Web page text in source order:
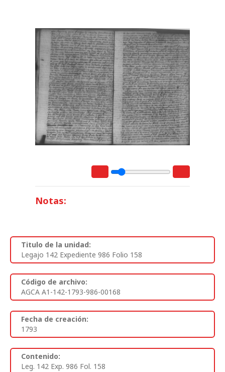
Notas:
Titulo de la unidad:
Legajo 142 Expediente 986 Folio 158
Código de archivo:
AGCA A1-142-1793-986-00168
Fecha de creación:
1793
Contenido:
Leg. 142 Exp. 986 Fol. 158